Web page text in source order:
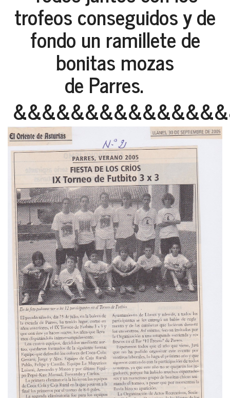
trofeos conseguidos y de
fondo un ramillete de
bonitas mozas
de Parres.